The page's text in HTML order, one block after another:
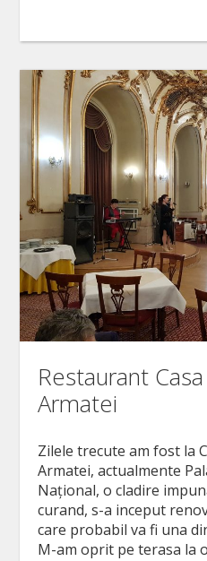
Restaurant
Armatei
Zilele trecute am fost la
Armatei, actualmente
Naţional, o cladire
curand, s-a inceput
care probabil va fi una
M-am oprit pe terasa la